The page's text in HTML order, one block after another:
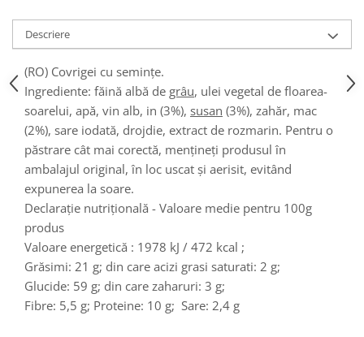
Chec mini
Foietaje
Biscuiti
Turta dulce
Turta dulce cu nuci
Turta dulce de Sibiu
Turta dulce cu miere
Croissant
Croissant Duofino
Croissant cu maia
Cornulete
Boromele
Descriere
(RO) Covrigei cu semințe.
Ingrediente: făină albă de grâu, ulei vegetal de floarea-
soarelui, apă, vin alb, in (3%), susan (3%), zahăr, mac
(2%), sare iodată, drojdie, extract de rozmarin. Pentru o
păstrare cât mai corectă, menţineţi produsul în
ambalajul original, în loc uscat şi aerisit, evitând
expunerea la soare.
Declarație nutrițională - Valoare medie pentru 100g
produs
Valoare energetică : 1978 kJ / 472 kcal ;
Grăsimi: 21 g; din care acizi grasi saturati: 2 g;
Glucide: 59 g; din care zaharuri: 3 g;
Fibre: 5,5 g; Proteine: 10 g; Sare: 2,4 g